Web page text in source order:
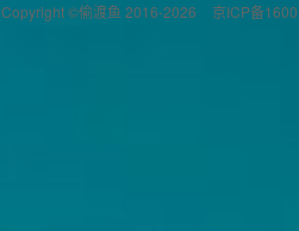
Copyright ©偷渡鱼 2016-2026 京ICP备